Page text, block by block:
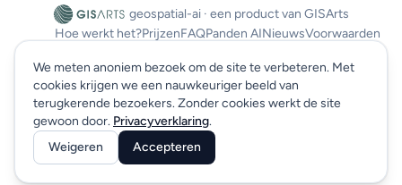
geospatial-ai · een product van GISArts
Hoe werkt het?PrijzenFAQPanden AINieuwsVoorwaarden
© 2026 GISArts. Alle rechten voorbehouden.
We meten anoniem bezoek om de site te verbeteren. Met
cookies krijgen we een nauwkeuriger beeld van
terugkerende bezoekers. Zonder cookies werkt de site
gewoon door. Privacyverklaring.
Weigeren
Accepteren